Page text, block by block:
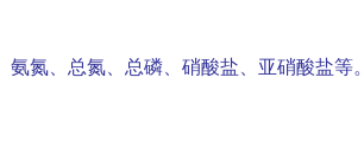
、氨氮、总氮、总磷、硝酸盐、亚硝酸盐等。